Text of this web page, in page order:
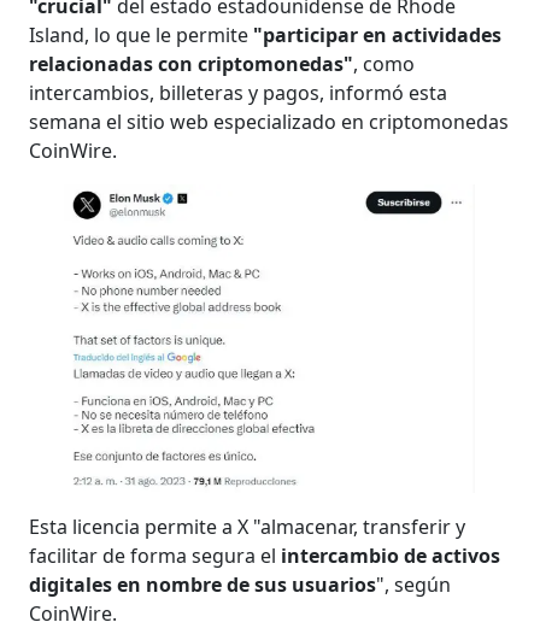
"crucial" del estado estadounidense de Rhode
Island, lo que le permite "participar en actividades
relacionadas con criptomonedas", como
intercambios, billeteras y pagos, informó esta
semana el sitio web especializado en criptomonedas
CoinWire.
Esta licencia permite a X "almacenar, transferir y
facilitar de forma segura el intercambio de activos
digitales en nombre de sus usuarios", según
CoinWire.